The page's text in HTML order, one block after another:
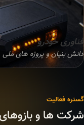
فناوری خودرو
دانش بنیان و پروژه های ملی
گستره فعالیت
شرکت ها و